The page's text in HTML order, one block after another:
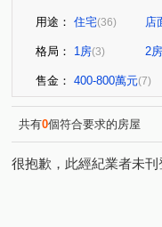
用途： 住宅(36) 店
格局： 1房(3) 2房
售金： 400-800萬元(7)
共有0個符合要求的房屋
很抱歉，此經紀業者未刊